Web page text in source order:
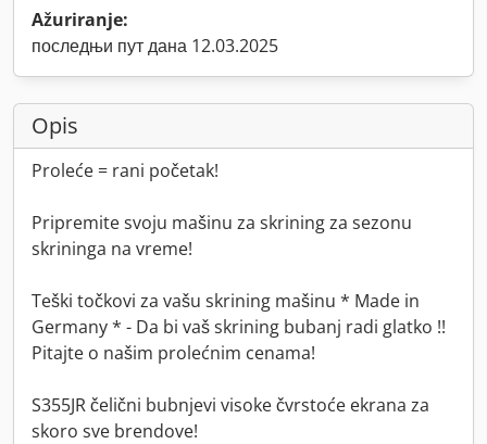
Ažuriranje:
последњи пут дана 12.03.2025
Opis
Proleće = rani početak!
Pripremite svoju mašinu za skrining za sezonu
skrininga na vreme!
Teški točkovi za vašu skrining mašinu * Made in
Germany * - Da bi vaš skrining bubanj radi glatko !!
Pitajte o našim prolećnim cenama!
S355JR čelični bubnjevi visoke čvrstoće ekrana za
skoro sve brendove!